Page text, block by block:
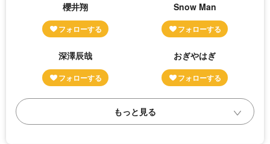
櫻井翔 Snow Man
深澤辰哉 おぎやはぎ